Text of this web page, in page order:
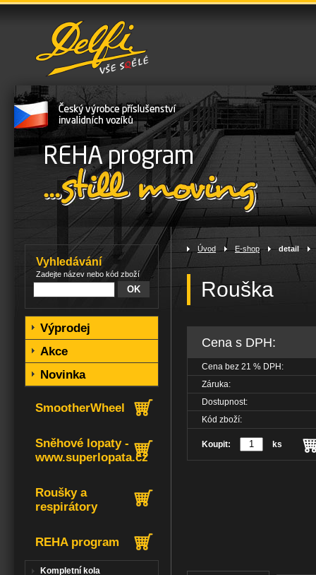
Úvod > E-shop> detail
Rouška
Cena s DPH:
Cena bez 21 % DPH:
Záruka:
Dostupnost:
Kód zboží:
Koupit: ks
Vyhledávání
Zadejte název nebo kód zboží
Výprodej
Akce
Novinka
SmootherWheel
Sněhové lopaty -
www.superlopata.cz
Roušky a
respirátory
REHA program
Kompletní kola